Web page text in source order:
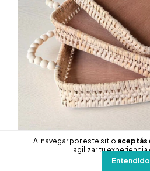
Al navegar por este sitio aceptás
agilizar tu
Entendido
1/2